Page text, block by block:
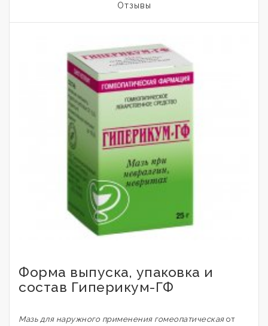
Отзывы
Форма выпуска, упаковка и
состав Гиперикум-ГФ
Мазь для наружного применения гомеопатическаяот